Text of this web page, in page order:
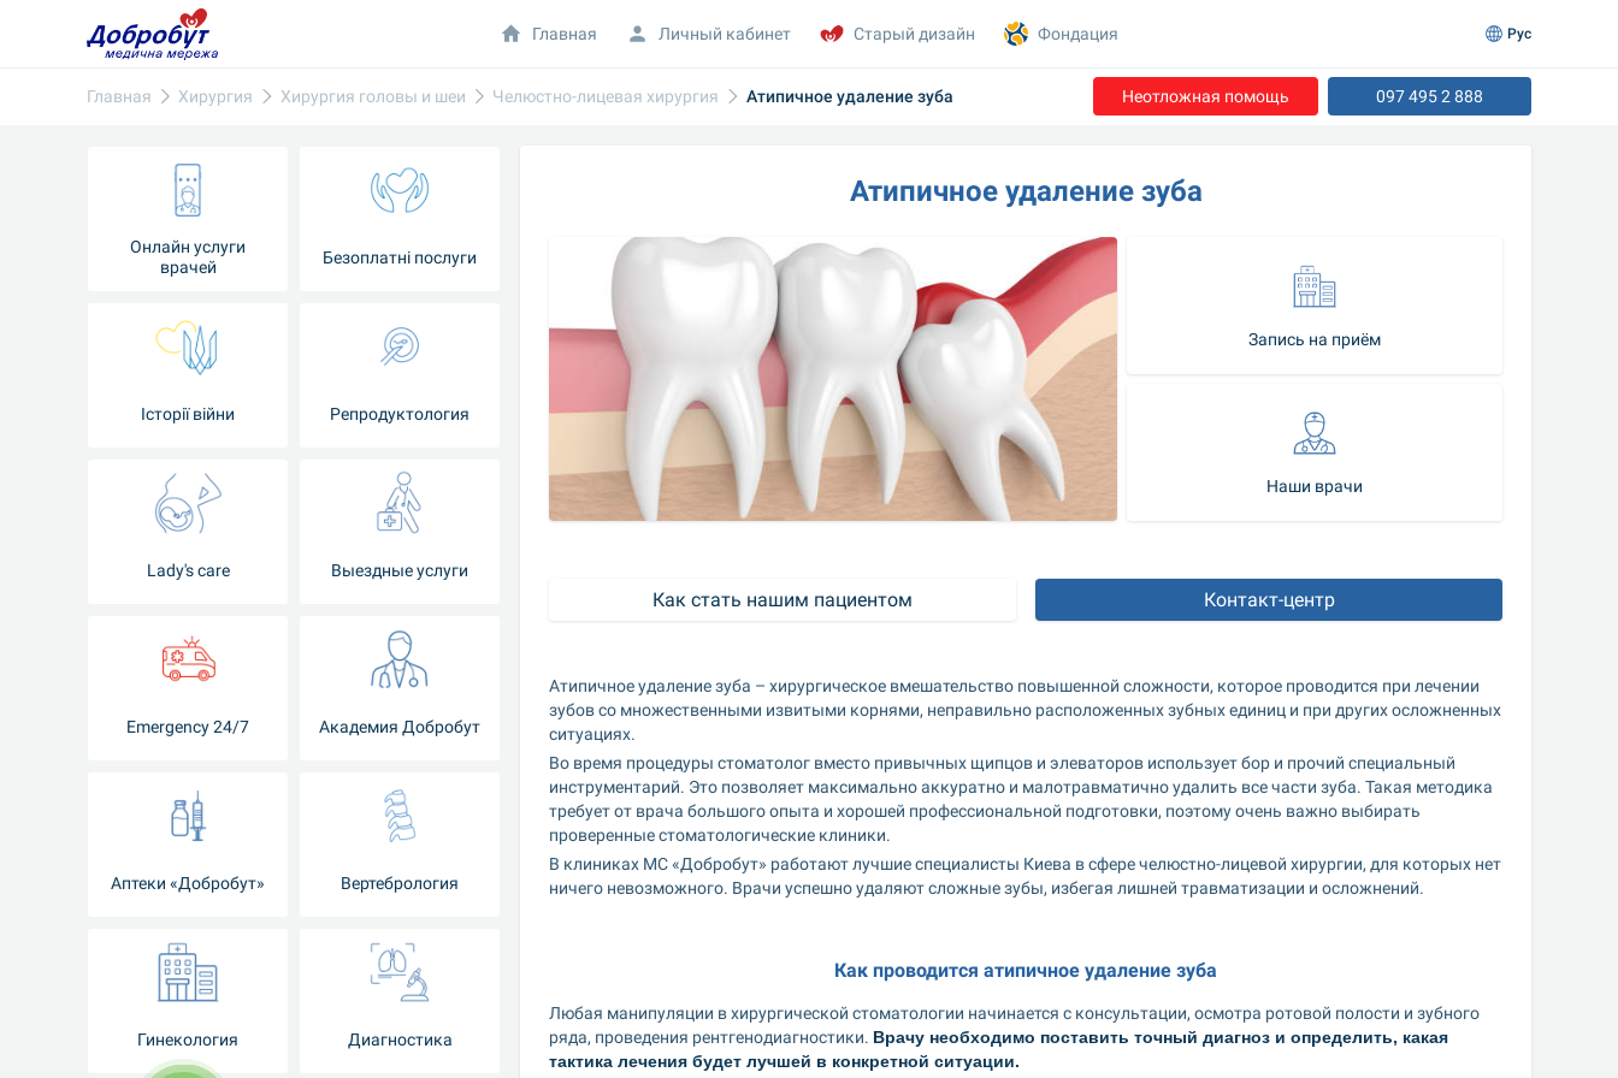
Главная Хирургия Хирургия головы и шеи Челюстно-лицевая хирургия Атипичное удаление зуба Неотложная помощь 097 495 2 888
Онлайн услуги
врачей
Безоплатні послуги
Iсторії війни Репродуктология
Lady's care Выездные услуги
Emergency 24/7 Академия Добробут
Аптеки «Добробут» Вертебрология
Гинекология Диагностика
Атипичное удаление зуба
Запись на приём
Наши врачи
Как стать нашим пациентом Контакт-центр
Атипичное удаление зуба – хирургическое вмешательство повышенной сложности, которое проводится при лечении
зубов со множественными извитыми корнями, неправильно расположенных зубных единиц и при других осложненных
ситуациях.
Во время процедуры стоматолог вместо привычных щипцов и элеваторов использует бор и прочий специальный
инструментарий. Это позволяет максимально аккуратно и малотравматично удалить все части зуба. Такая методика
требует от врача большого опыта и хорошей профессиональной подготовки, поэтому очень важно выбирать
проверенные стоматологические клиники.
В клиниках МС «Добробут» работают лучшие специалисты Киева в сфере челюстно-лицевой хирургии, для которых нет
ничего невозможного. Врачи успешно удаляют сложные зубы, избегая лишней травматизации и осложнений.
Как проводится атипичное удаление зуба
Любая манипуляции в хирургической стоматологии начинается с консультации, осмотра ротовой полости и зубного
ряда, проведения рентгенодиагностики. Врачу необходимо поставить точный диагноз и определить, какая
тактика лечения будет лучшей в конкретной ситуации.
Главная Личный кабинет Старый дизайн Фондация Рус